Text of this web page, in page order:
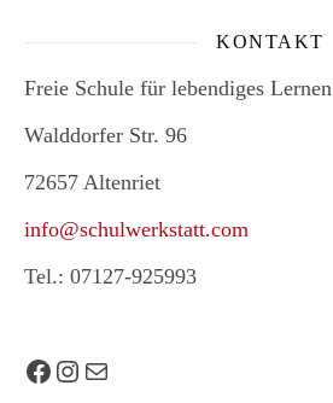
KONTAKT
Freie Schule für lebendiges Lernen
Walddorfer Str. 96
72657 Altenriet
info@schulwerkstatt.com
Tel.: 07127-925993
Facebook
Instagram
E-Mail